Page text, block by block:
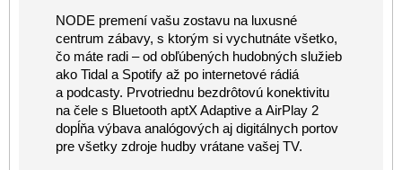
NODE premení vašu zostavu na luxusné
centrum zábavy, s ktorým si vychutnáte všetko,
čo máte radi – od obľúbených hudobných služieb
ako Tidal a Spotify až po internetové rádiá
a podcasty. Prvotriednu bezdrôtovú konektivitu
na čele s Bluetooth aptX Adaptive a AirPlay 2
dopĺňa výbava analógových aj digitálnych portov
pre všetky zdroje hudby vrátane vašej TV.